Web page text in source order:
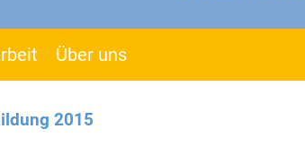
Über uns
2015